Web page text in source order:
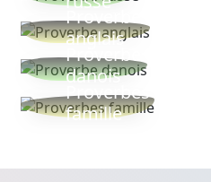
Proverbe
anglais
Proverbe
danois
Proverbes
famille